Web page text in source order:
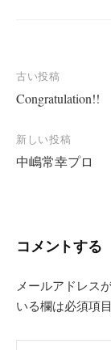
投
稿
ナ
ビ
ョ
古い投稿
Congratulation!!
新しい投稿
中嶋常幸プロ
コメントする
メールアドレス
いる欄は必須項